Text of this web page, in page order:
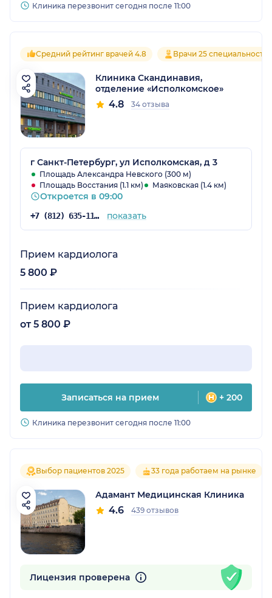
Клиника перезвонит сегодня после 11:00
Средний рейтинг врачей 4.8 Врачи 25
Клиника Скандинавия,
отделение «Исполкомское»
4.8 34 отзыва
г Санкт-Петербург, ул Исполкомская, д 3
Площадь Александра Невского (300 м)
Площадь Восстания (1.1 км)
Маяковская (1.4 км)
Откроется в 09:00
+7 (812) 635-11-79 показать
Прием кардиолога
5 800 ₽
Прием кардиолога
от 5 800 ₽
Записаться на прием + 200
Клиника перезвонит сегодня после 11:00
Выбор пациентов 2025 33 года работаем на рынке
Адамант Медицинская Клиника
4.6 439 отзывов
Лицензия проверена